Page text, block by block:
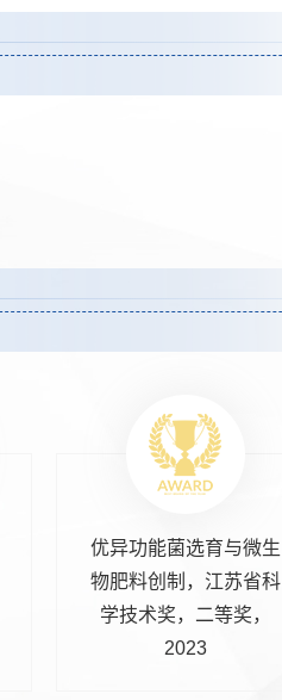
优异功能菌选育与微生
物肥料创制，江苏省科
学技术奖，二等奖，
2023